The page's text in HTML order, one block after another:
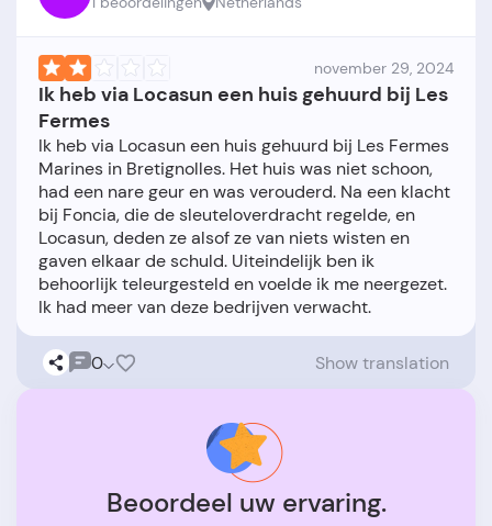
november 29, 2024
Ik heb via Locasun een huis gehuurd bij Les
Fermes
Ik heb via Locasun een huis gehuurd bij Les Fermes
Marines in Bretignolles. Het huis was niet schoon,
had een nare geur en was verouderd. Na een klacht
bij Foncia, die de sleuteloverdracht regelde, en
Locasun, deden ze alsof ze van niets wisten en
gaven elkaar de schuld. Uiteindelijk ben ik
behoorlijk teleurgesteld en voelde ik me neergezet.
0 Show translation
Beoordeel uw ervaring.